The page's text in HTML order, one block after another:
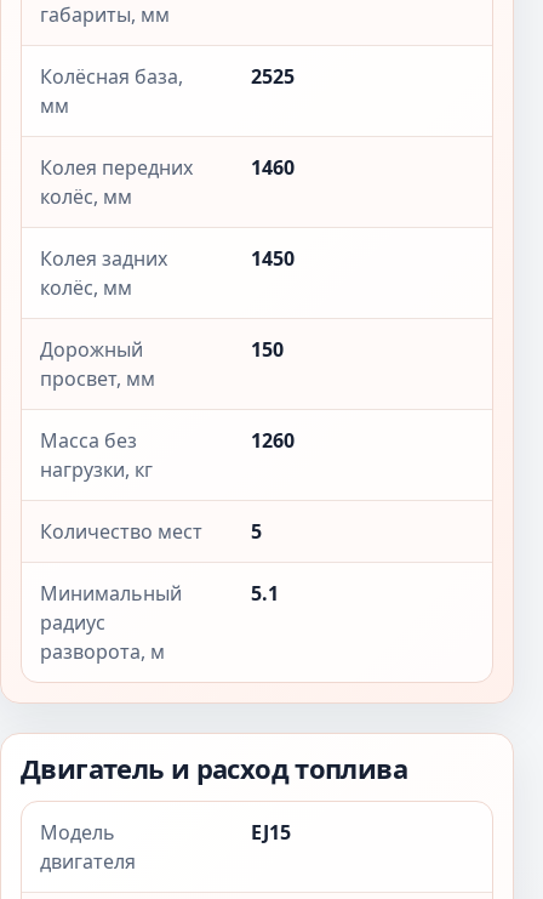
габариты, мм
Колёсная база,
мм
2525
Колея передних
колёс, мм
1460
Колея задних
колёс, мм
1450
Дорожный
просвет, мм
150
Масса без
нагрузки, кг
1260
Количество мест 5
Минимальный
радиус
разворота, м
5.1
Двигатель и расход топлива
Модель
двигателя
EJ15